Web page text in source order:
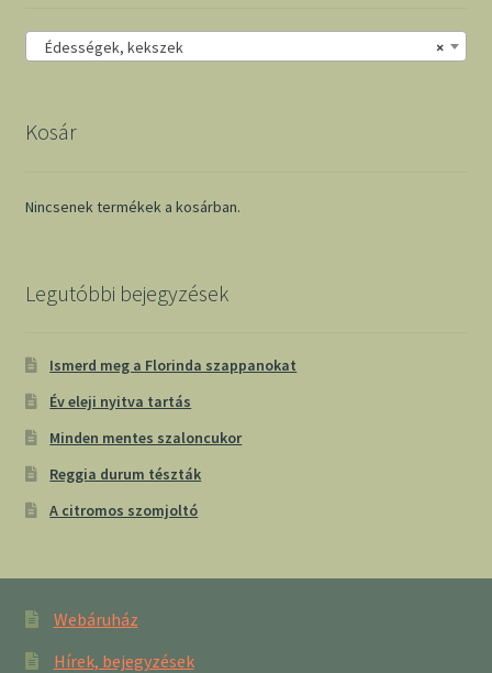
×
Édességek, kekszek
Kosár
Nincsenek termékek a kosárban.
Legutóbbi bejegyzések
Ismerd meg a Florinda szappanokat
Év eleji nyitva tartás
Minden mentes szaloncukor
Reggia durum tészták
A citromos szomjoltó
Webáruház
Hírek, bejegyzések